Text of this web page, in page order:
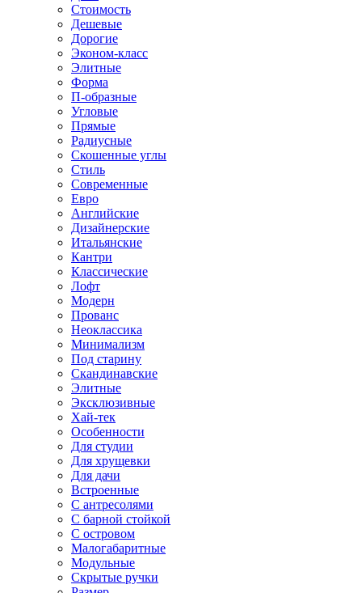
Стоимость
Дешевые
Дорогие
Эконом-класс
Элитные
Форма
П-образные
Угловые
Прямые
Радиусные
Скошенные углы
Стиль
Современные
Евро
Английские
Дизайнерские
Итальянские
Кантри
Классические
Лофт
Модерн
Прованс
Неоклассика
Минимализм
Под старину
Скандинавские
Элитные
Эксклюзивные
Хай-тек
Особенности
Для студии
Для хрущевки
Для дачи
Встроенные
С антресолями
С барной стойкой
С островом
Малогабаритные
Модульные
Скрытые ручки